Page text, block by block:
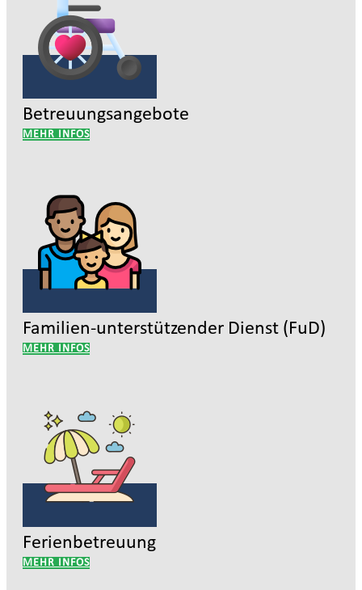
Betreuungsangebote
MEHR INFOS
Familien-unterstützender Dienst (FuD)
MEHR INFOS
Ferienbetreuung
MEHR INFOS